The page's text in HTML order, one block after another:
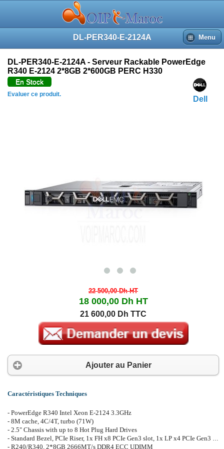
DL-PER340-E-2124A Menu
Dell
DL-PER340-E-2124A - Serveur Rackable PowerEdge
R340 E-2124 2*8GB 2*600GB PERC H330
En Stock
Evaluer ce produit.
22 500,00 DhHT
18 000,00 Dh HT
21 600,00 Dh TTC
Ajouter au Panier
Caractéristiques Techniques
- PowerEdge R340 Intel Xeon E-2124 3.3GHz
- 8M cache, 4C/4T, turbo (71W)
- 2.5" Chassis with up to 8 Hot Plug Hard Drives
- Standard Bezel, PCIe Riser, 1x FH x8 PCIe Gen3 slot, 1x LP x4 PCIe Gen3 slot
- R240/R340, 2*8GB 2666MT/s DDR4 ECC UDIMM